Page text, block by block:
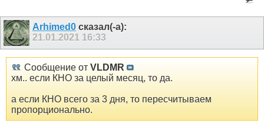
Arhimed0 сказал(-а):
21.01.2021 16:33
Сообщение от VLDMR
хм.. если КНО за целый месяц, то да.
а если КНО всего за 3 дня, то пересчитываем
пропорционально.